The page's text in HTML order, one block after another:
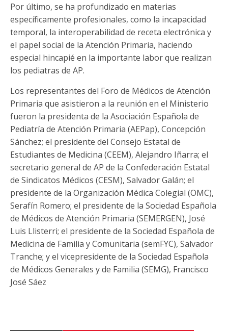
Por último, se ha profundizado en materias
específicamente profesionales, como la incapacidad
temporal, la interoperabilidad de receta electrónica y
el papel social de la Atención Primaria, haciendo
especial hincapié en la importante labor que realizan
los pediatras de AP.
Los representantes del Foro de Médicos de Atención
Primaria que asistieron a la reunión en el Ministerio
fueron la presidenta de la Asociación Española de
Pediatría de Atención Primaria (AEPap), Concepción
Sánchez; el presidente del Consejo Estatal de
Estudiantes de Medicina (CEEM), Alejandro Iñarra; el
secretario general de AP de la Confederación Estatal
de Sindicatos Médicos (CESM), Salvador Galán; el
presidente de la Organización Médica Colegial (OMC),
Serafín Romero; el presidente de la Sociedad Española
de Médicos de Atención Primaria (SEMERGEN), José
Luis Llisterri; el presidente de la Sociedad Española de
Medicina de Familia y Comunitaria (semFYC), Salvador
Tranche; y el vicepresidente de la Sociedad Española
de Médicos Generales y de Familia (SEMG), Francisco
José Sáez